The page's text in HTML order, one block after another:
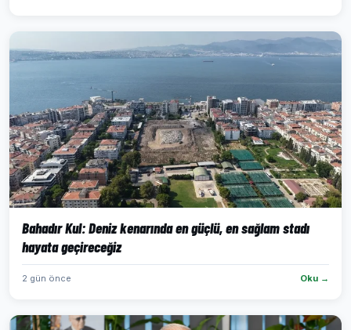
Bahadır Kul: Deniz kenarında en güçlü, en sağlam stadı
hayata geçireceğiz
2 gün önce Oku →